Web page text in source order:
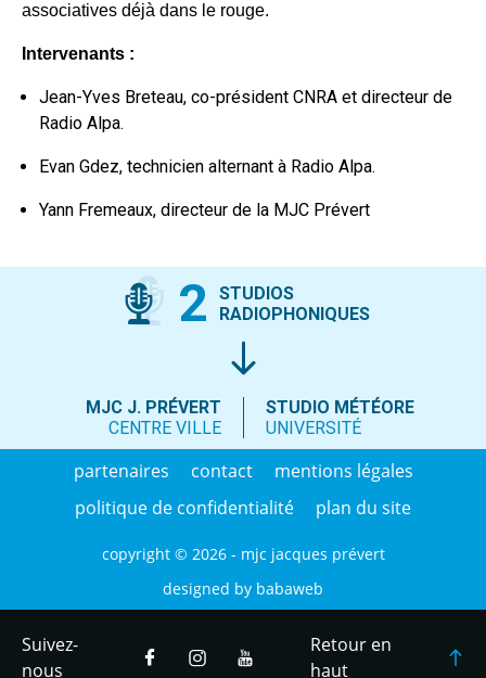
associatives déjà dans le rouge.
Intervenants :
Jean-Yves Breteau, co-président CNRA et directeur de
Radio Alpa.
Evan Gdez, technicien alternant à Radio Alpa.
Yann Fremeaux, directeur de la MJC Prévert
2
STUDIOS
RADIOPHONIQUES
MJC J. PRÉVERT
CENTRE VILLE
STUDIO MÉTÉORE
UNIVERSITÉ
partenaires contact
mentions légales
politique de confidentialité
plan du site
copyright © 2026 - mjc jacques prévert
designed by babaweb
Suivez-
nous
Retour en
haut